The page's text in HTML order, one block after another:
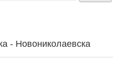
- Новониколаевска